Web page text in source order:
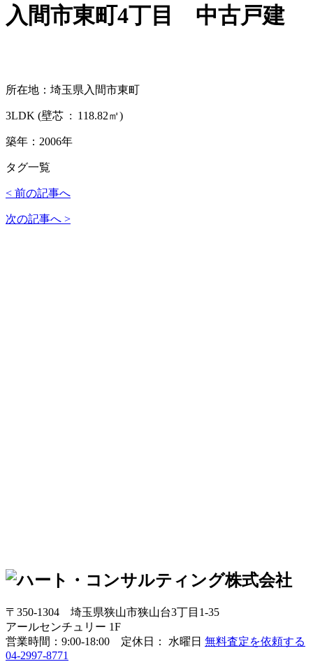
入間市東町4丁目 中古戸建
所在地：埼玉県入間市東町
3LDK (壁芯 : 118.82㎡)
築年：2006年
タグ一覧
< 前の記事へ
次の記事へ >
〒350-1304 埼玉県狭山市狭山台3丁目1-35
アールセンチュリー 1F
営業時間： 9:00-18:00 定休日： 水曜日 無料査定を依頼する
04-2997-8771